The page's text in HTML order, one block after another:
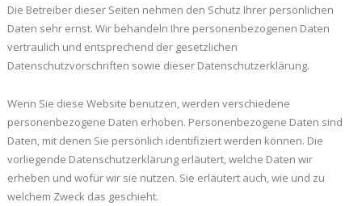
Die Betreiber dieser Seiten nehmen den Schutz Ihrer persönlichen
Daten sehr ernst. Wir behandeln Ihre personenbezogenen Daten
vertraulich und entsprechend der gesetzlichen
Datenschutzvorschriften sowie dieser Datenschutzerklärung.
Wenn Sie diese Website benutzen, werden verschiedene
personenbezogene Daten erhoben. Personenbezogene Daten sind
Daten, mit denen Sie persönlich identifiziert werden können. Die
vorliegende Datenschutzerklärung erläutert, welche Daten wir
erheben und wofür wir sie nutzen. Sie erläutert auch, wie und zu
welchem Zweck das geschieht.